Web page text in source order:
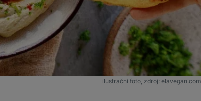
ilustrační foto, zdroj: elavegan.com